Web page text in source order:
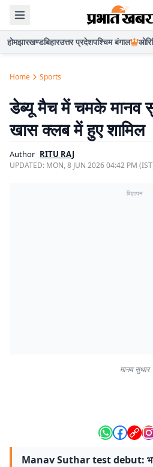
होमझारखण्डबिहारउत्तर प्रदेशपश्चिम बंगाल
Home Sports
डेब्यू मैच में चमके मानव
खास क्लब में हुए शामिल
Author RITU RAJ
UPDATED: MON, 8 JUN 2026 04:42 PM
विज्ञापन
मानव सुथार
Manav Suthar test debut: